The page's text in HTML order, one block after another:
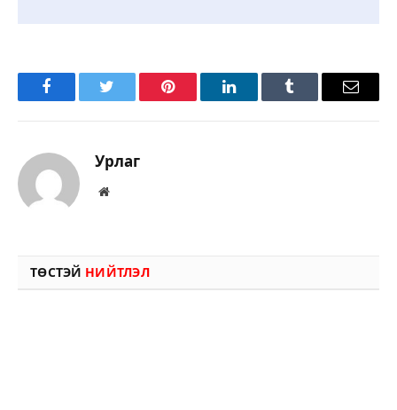
FacebookTwitter Pinterest LinkedInTumblr Имэйл
Урлаг
Вэбсайт
ТӨСТЭЙ НИЙТЛЭЛ